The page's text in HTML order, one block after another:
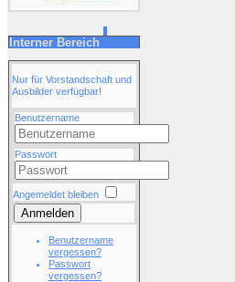
Interner Bereich
Nur für Vorstandschaft und
Ausbilder verfügbar!
Benutzername
Passwort
Angemeldet bleiben
Anmelden
Benutzername
vergessen?
Passwort
vergessen?